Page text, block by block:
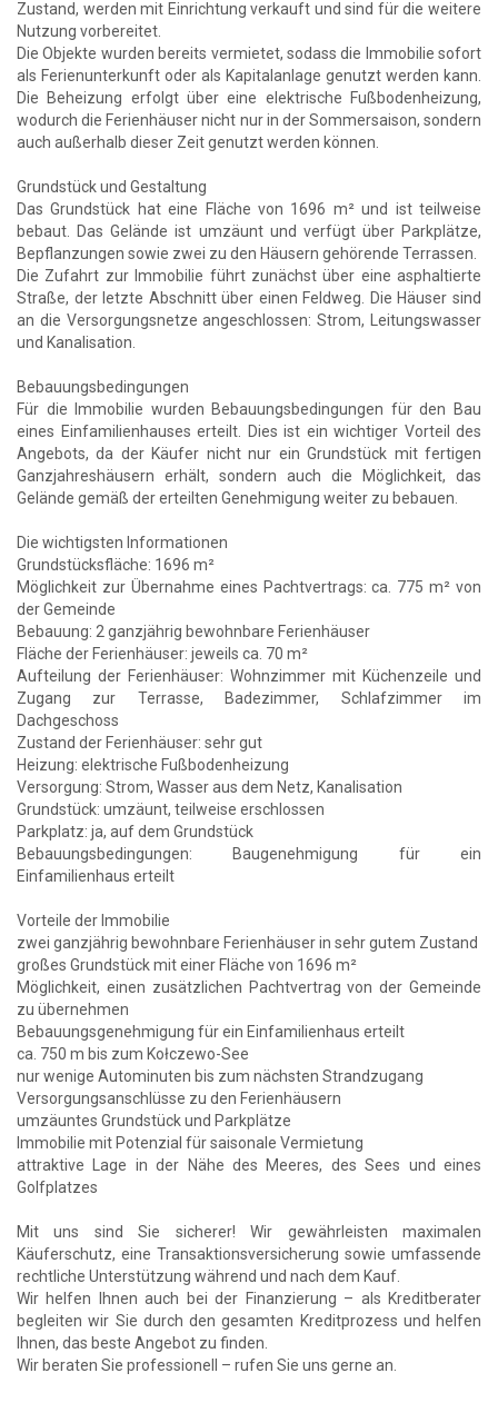
Zustand, werden mit Einrichtung verkauft und sind für die weitere
Nutzung vorbereitet.
Die Objekte wurden bereits vermietet, sodass die Immobilie sofort
als Ferienunterkunft oder als Kapitalanlage genutzt werden kann.
Die Beheizung erfolgt über eine elektrische Fußbodenheizung,
wodurch die Ferienhäuser nicht nur in der Sommersaison, sondern
auch außerhalb dieser Zeit genutzt werden können.
Grundstück und Gestaltung
Das Grundstück hat eine Fläche von 1696 m² und ist teilweise
bebaut. Das Gelände ist umzäunt und verfügt über Parkplätze,
Bepflanzungen sowie zwei zu den Häusern gehörende Terrassen.
Die Zufahrt zur Immobilie führt zunächst über eine asphaltierte
Straße, der letzte Abschnitt über einen Feldweg. Die Häuser sind
an die Versorgungsnetze angeschlossen: Strom, Leitungswasser
und Kanalisation.
Bebauungsbedingungen
Für die Immobilie wurden Bebauungsbedingungen für den Bau
eines Einfamilienhauses erteilt. Dies ist ein wichtiger Vorteil des
Angebots, da der Käufer nicht nur ein Grundstück mit fertigen
Ganzjahreshäusern erhält, sondern auch die Möglichkeit, das
Gelände gemäß der erteilten Genehmigung weiter zu bebauen.
Die wichtigsten Informationen
Grundstücksfläche: 1696 m²
Möglichkeit zur Übernahme eines Pachtvertrags: ca. 775 m² von
der Gemeinde
Bebauung: 2 ganzjährig bewohnbare Ferienhäuser
Fläche der Ferienhäuser: jeweils ca. 70 m²
Aufteilung der Ferienhäuser: Wohnzimmer mit Küchenzeile und
Zugang zur Terrasse, Badezimmer, Schlafzimmer im
Dachgeschoss
Zustand der Ferienhäuser: sehr gut
Heizung: elektrische Fußbodenheizung
Versorgung: Strom, Wasser aus dem Netz, Kanalisation
Grundstück: umzäunt, teilweise erschlossen
Parkplatz: ja, auf dem Grundstück
Bebauungsbedingungen: Baugenehmigung für ein
Einfamilienhaus erteilt
Vorteile der Immobilie
zwei ganzjährig bewohnbare Ferienhäuser in sehr gutem Zustand
großes Grundstück mit einer Fläche von 1696 m²
Möglichkeit, einen zusätzlichen Pachtvertrag von der Gemeinde
zu übernehmen
Bebauungsgenehmigung für ein Einfamilienhaus erteilt
ca. 750 m bis zum Kołczewo-See
nur wenige Autominuten bis zum nächsten Strandzugang
Versorgungsanschlüsse zu den Ferienhäusern
umzäuntes Grundstück und Parkplätze
Immobilie mit Potenzial für saisonale Vermietung
attraktive Lage in der Nähe des Meeres, des Sees und eines
Golfplatzes
Mit uns sind Sie sicherer! Wir gewährleisten maximalen
Käuferschutz, eine Transaktionsversicherung sowie umfassende
rechtliche Unterstützung während und nach dem Kauf.
Wir helfen Ihnen auch bei der Finanzierung – als Kreditberater
begleiten wir Sie durch den gesamten Kreditprozess und helfen
Ihnen, das beste Angebot zu finden.
Wir beraten Sie professionell – rufen Sie uns gerne an.